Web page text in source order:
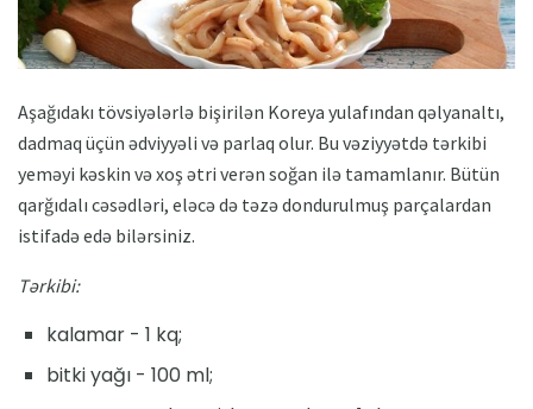
Aşağıdakı tövsiyələrlə bişirilən Koreya yulafından qəlyanaltı,
dadmaq üçün ədviyyəli və parlaq olur. Bu vəziyyətdə tərkibi
yeməyi kəskin və xoş ətri verən soğan ilə tamamlanır. Bütün
qarğıdalı cəsədləri, eləcə də təzə dondurulmuş parçalardan
istifadə edə bilərsiniz.
Tərkibi:
kalamar - 1 kq;
bitki yağı - 100 ml;